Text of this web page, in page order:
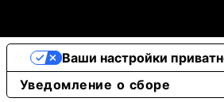
ЛИЧНЫЙ КАБИНЕТ
Уведомление о сборе
Ваши настройки